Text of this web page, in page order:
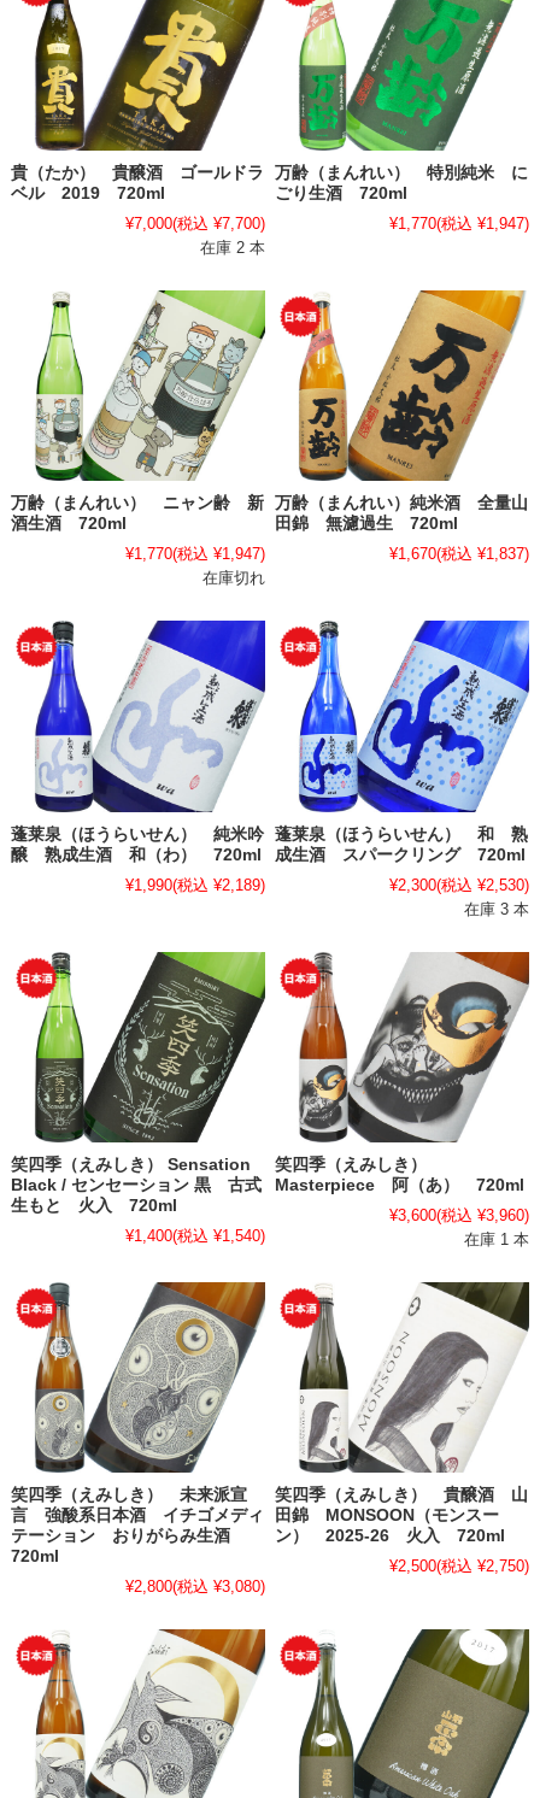
貴（たか） 貴醸酒 ゴールドラ
ベル 2019 720ml
¥7,000(税込 ¥7,700)
在庫 2 本
万齢（まんれい） 特別純米 に
ごり生酒 720ml
¥1,770(税込 ¥1,947)
万齢（まんれい） ニャン齢 新
酒生酒 720ml
¥1,770(税込 ¥1,947)
在庫切れ
万齢（まんれい）純米酒 全量山
田錦 無濾過生 720ml
¥1,670(税込 ¥1,837)
蓬莱泉（ほうらいせん） 純米吟
醸 熟成生酒 和（わ） 720ml
¥1,990(税込 ¥2,189)
蓬莱泉（ほうらいせん） 和 熟
成生酒 スパークリング 720ml
¥2,300(税込 ¥2,530)
在庫 3 本
笑四季（えみしき） Sensation
Black / センセーション 黒 古式
生もと 火入 720ml
¥1,400(税込 ¥1,540)
笑四季（えみしき）
Masterpiece 阿（あ） 720ml
¥3,600(税込 ¥3,960)
在庫 1 本
笑四季（えみしき） 未来派宣
言 強酸系日本酒 イチゴメディ
テーション おりがらみ生酒
720ml
¥2,800(税込 ¥3,080)
笑四季（えみしき） 貴醸酒 山
田錦 MONSOON（モンスー
ン） 2025-26 火入 720ml
¥2,500(税込 ¥2,750)